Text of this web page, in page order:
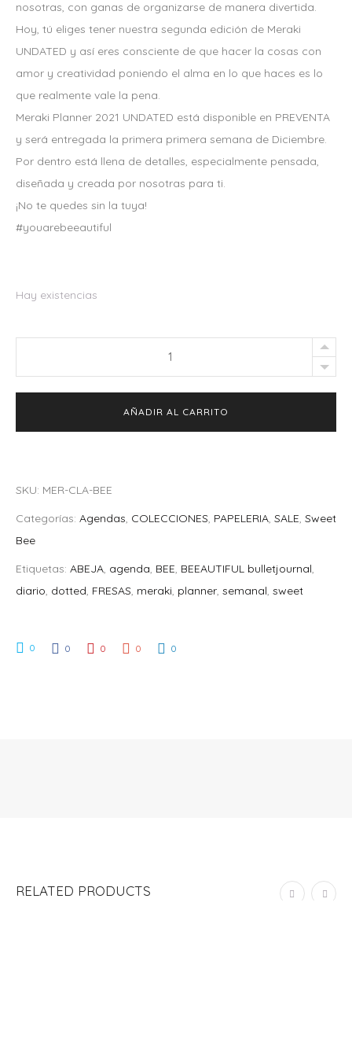
nosotras, con ganas de organizarse de manera divertida.
Hoy, tú eliges tener nuestra segunda edición de Meraki
UNDATED y así eres consciente de que hacer la cosas con
amor y creatividad poniendo el alma en lo que haces es lo
que realmente vale la pena.
Meraki Planner 2021 UNDATED está disponible en PREVENTA
y será entregada la primera primera semana de Diciembre.
Por dentro está llena de detalles, especialmente pensada,
diseñada y creada por nosotras para ti.
¡No te quedes sin la tuya!
#youarebeeautiful
Hay existencias
Sweet
UNDATED
AÑADIR AL CARRITO
SKU: MER-CLA-BEE
Categorías: Agendas, COLECCIONES, PAPELERIA, SALE, Sweet
Bee
Etiquetas: ABEJA, agenda, BEE, BEEAUTIFUL bulletjournal,
diario, dotted, FRESAS, meraki, planner, semanal, sweet
0 0 0 0 0
RELATED PRODUCTS